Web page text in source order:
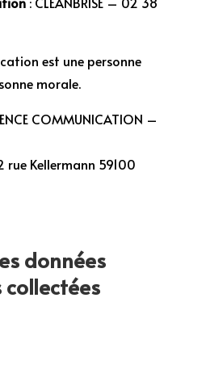
est une personne
morale.
COMMUNICATION –
rue Kellermann 59100
données